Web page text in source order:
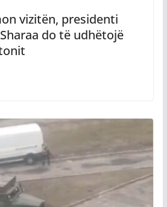
vizitën, presidenti
do të udhëtojë